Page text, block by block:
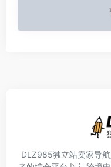
DLZ985独立站卖家导